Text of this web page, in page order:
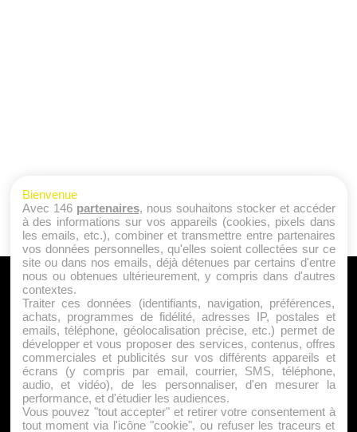
A PROPOS
Qui sommes nous ?
Mentions Légales
Publicité
Politique de Cookies
Contact
Bienvenue
Avec 146 partenaires, nous souhaitons stocker et accéder
à des informations sur vos appareils (cookies, pixels dans
les emails, etc.), combiner et transmettre entre partenaires
vos données personnelles, qu'elles soient collectées sur ce
site ou dans nos emails, déjà détenues par certains d'entre
nous ou obtenues ultérieurement, y compris dans d'autres
contextes.
Traiter ces données (identifiants, navigation, préférences,
achats, programmes de fidélité, adresses IP, postales et
emails, téléphone, géolocalisation précise, etc.) permet de
développer et vous proposer des services, contenus, offres
commerciales et publicités sur vos différents appareils et
écrans (y compris par email, courrier, SMS, téléphone,
audio, et vidéo), de les personnaliser, d'en mesurer la
performance, et d'étudier les audiences.
Vous pouvez "tout accepter" et retirer votre consentement à
tout moment via l'icône "cookie", ou refuser les traceurs et